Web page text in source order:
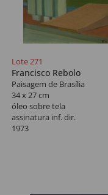
Lote 271
Francisco Rebolo
Paisagem de Brasília
34 x 27 cm
óleo sobre tela
assinatura inf. dir.
1973